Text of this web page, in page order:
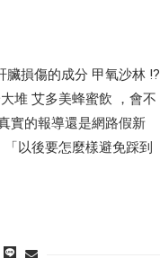
臟損傷的成分 甲氧沙林 !?
堆 艾多美蜂蜜飲 ，會不
實的報導還是網路假新
以後要怎麼樣避免踩到